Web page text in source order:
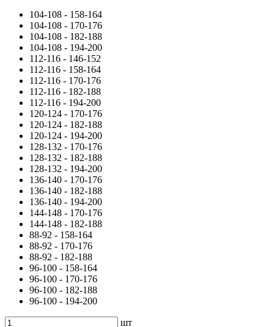
104-108 - 158-164
104-108 - 170-176
104-108 - 182-188
104-108 - 194-200
112-116 - 146-152
112-116 - 158-164
112-116 - 170-176
112-116 - 182-188
112-116 - 194-200
120-124 - 170-176
120-124 - 182-188
120-124 - 194-200
128-132 - 170-176
128-132 - 182-188
128-132 - 194-200
136-140 - 170-176
136-140 - 182-188
136-140 - 194-200
144-148 - 170-176
144-148 - 182-188
88-92 - 158-164
88-92 - 170-176
88-92 - 182-188
96-100 - 158-164
96-100 - 170-176
96-100 - 182-188
96-100 - 194-200
шт